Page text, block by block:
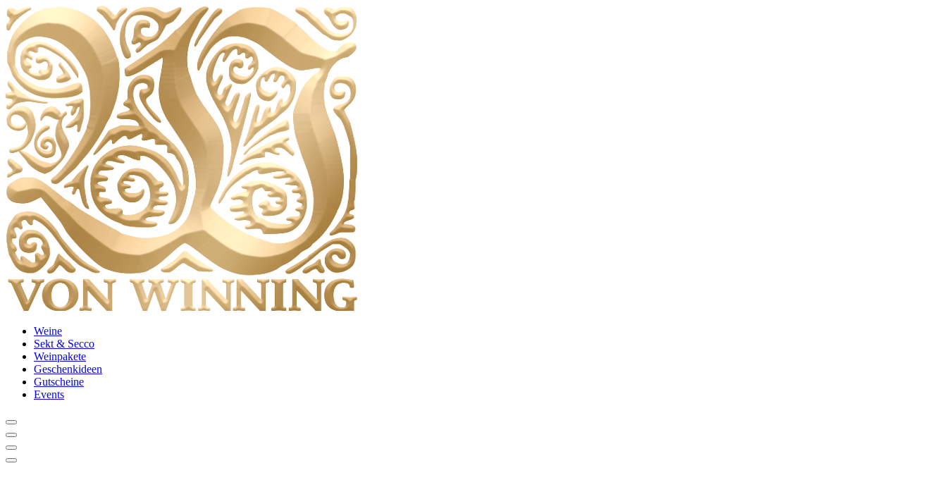
Weine
Sekt & Secco
Weinpakete
Geschenkideen
Gutscheine
Events